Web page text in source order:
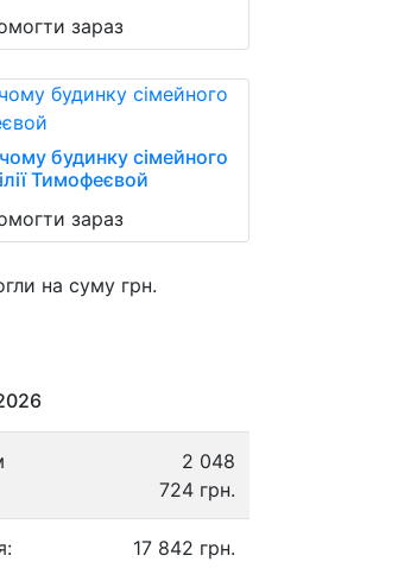
зараз
будинку сімейного
Тимофеєвой
зараз
на суму грн.
2 048
724 грн.
17 842 грн.